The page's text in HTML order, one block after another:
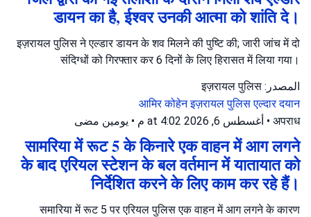
डायन का है, ईश्वर उनकी आत्मा को शांति दे।
इज़रायल पुलिस ने एल्डार डायन के शव मिलने की पुष्टि की; जारी जांच में दो
संदिग्धों को गिरफ्तार कर 6 दिनों के लिए हिरासत में लिया गया।
المصدر: इज़रायल पुलिस
आमिर कोहेनइज़रायल पुलिसएल्दार दयान
अपराध
• أغسطس 6, 2026 at 4:02 م • يومين مضى
सामरिया में रूट 5 के किनारे एक वाहन में आग लगने
के बाद एरियल स्टेशन के बल वर्तमान में यातायात को
निर्देशित करने के लिए काम कर रहे हैं।
समारिया में रूट 5 पर एरियल पुलिस एक वाहन में आग लगने के कारण